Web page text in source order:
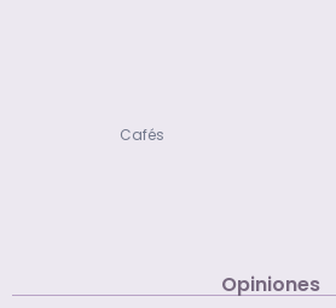
Cafés
Opiniones